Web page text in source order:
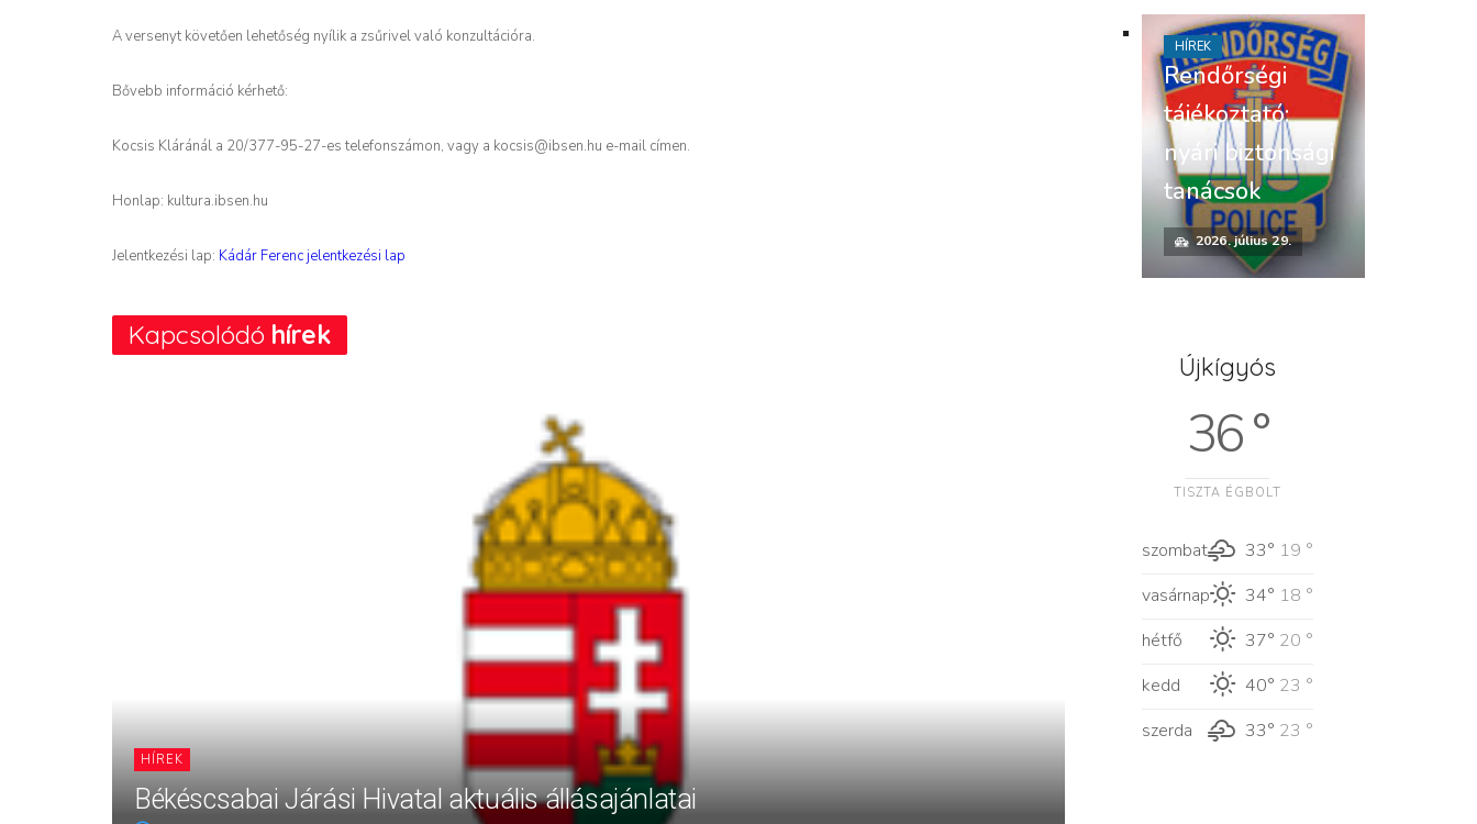
A versenyt követően lehetőség nyílik a zsűrivel való konzultációra.
Bővebb információ kérhető:
Kocsis Kláránál a 20/377-95-27-es telefonszámon, vagy a kocsis@ibsen.hu e-mail címen.
Honlap: kultura.ibsen.hu
Jelentkezési lap: Kádár Ferenc jelentkezési lap
Kapcsolódó hírek
HÍREK
Békéscsabai Járási Hivatal aktuális állásajánlatai
Rendőrségi
tájékoztató:
nyári biztonsági
tanácsok
2026. július 29.
HÍREK
Újkígyós
36 °
TISZTA ÉGBOLT
szombat 33° 19 °
vasárnap
34° 18 °
hétfő
37° 20 °
kedd
40° 23 °
szerda
33° 23 °